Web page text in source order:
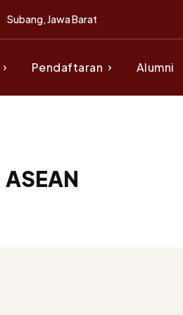
Subang, Jawa Barat
Pendaftaran Alumni
ASEAN